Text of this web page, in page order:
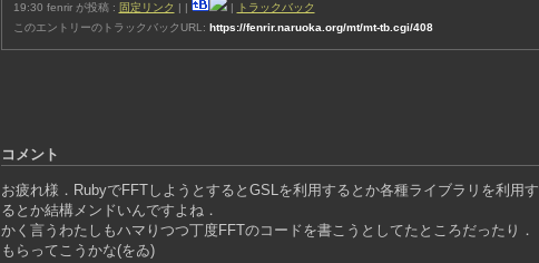
19:30 fenrir が投稿 : 固定リンク | | |
トラックバック
このエントリーのトラックバックURL: https://fenrir.naruoka.org/mt/mt-tb.cgi/408
コメント
お疲れ様．RubyでFFTしようとするとGSLを利用するとか各種ライブラリを利用す
るとか結構メンドいんですよね．
かく言うわたしもハマりつつ丁度FFTのコードを書こうとしてたところだったり．
もらってこうかな(をゐ)